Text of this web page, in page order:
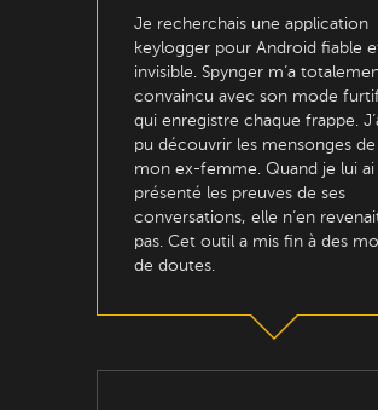
Je recherchais une application
keylogger pour Android fiable
invisible. Spynger m’a
convaincu avec son mode
qui enregistre chaque frappe.
pu découvrir les mensonges de
mon ex-femme. Quand je lui ai
présenté les preuves de ses
conversations, elle n’en
pas. Cet outil a mis fin à des
de doutes.